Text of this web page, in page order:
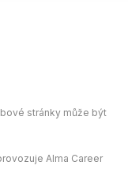
stránky může být
Alma Career